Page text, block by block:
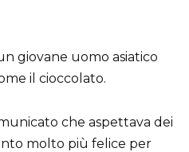
giovane uomo asiatico
il cioccolato.
che aspettava dei
molto più felice per